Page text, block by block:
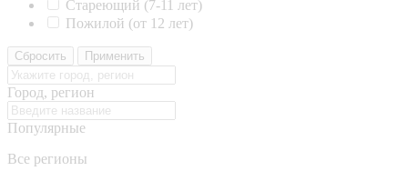
Стареющий (7-11 лет)
Пожилой (от 12 лет)
Сбросить Применить
Город, регион
Популярные
Все регионы